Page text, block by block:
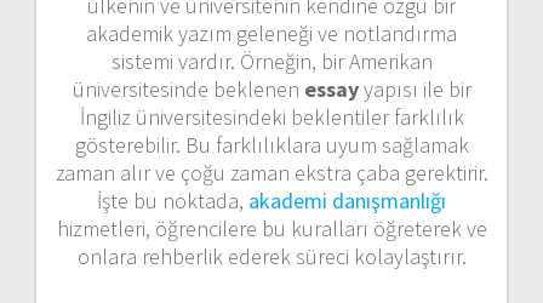
akademik yazım geleneği ve notlandırma
sistemi vardır. Örneğin, bir Amerikan
üniversitesinde beklenen essayyapısı ile bir
İngiliz üniversitesindeki beklentiler farklılık
gösterebilir. Bu farklılıklara uyum sağlamak
zaman alır ve çoğu zaman ekstra çaba gerektirir.
İşte bu noktada, akademi danışmanlığı
hizmetleri, öğrencilere bu kuralları öğreterek ve
onlara rehberlik ederek süreci kolaylaştırır.